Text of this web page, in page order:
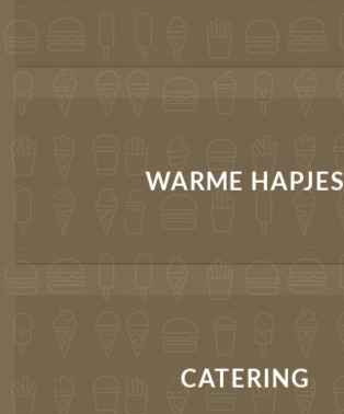
WARME HAPJES
CATERING